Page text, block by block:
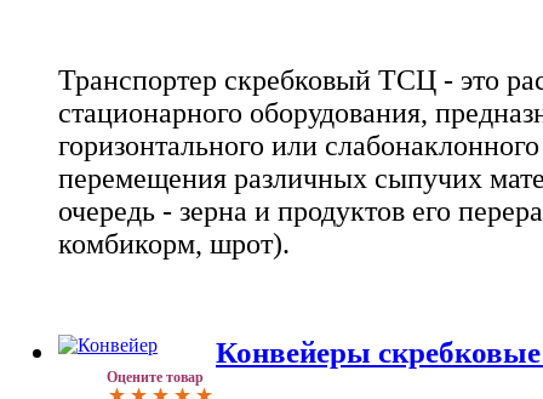
Транспортер скребковый ТСЦ - это
стационарного оборудования,
горизонтального или
перемещения различных сыпучих
очередь - зерна и продуктов его
комбикорм, шрот).
Оцените товар
Конвейеры